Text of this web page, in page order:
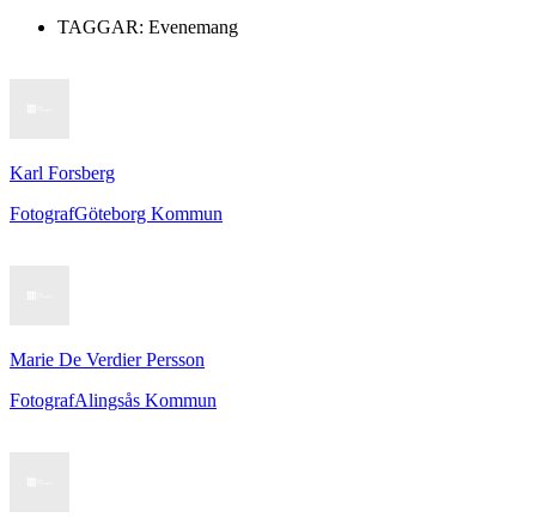
TAGGAR: Evenemang
Karl Forsberg
FotografGöteborg Kommun
Marie De Verdier Persson
FotografAlingsås Kommun